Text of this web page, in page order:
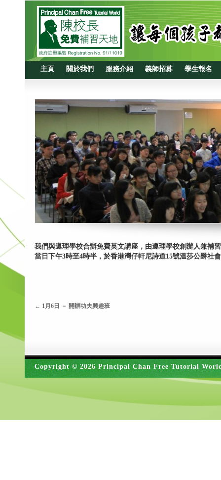
主頁 關於我們 服務介紹 義師招募 學生報名
我們與遵理學校合辦免費英文講座，由遵理學校創辦人兼補
當日下午3時至4時半，於香港灣仔軒尼詩道15號溫莎公爵社
← 1月6日 － 開辦功夫興趣班
Copyright © 2026 Principal Chan Free Tutorial